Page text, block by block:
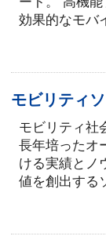
効果的なモバ
モビリティ
モビリティ社
長年培ったオ
ける実績とノ
値を創出する